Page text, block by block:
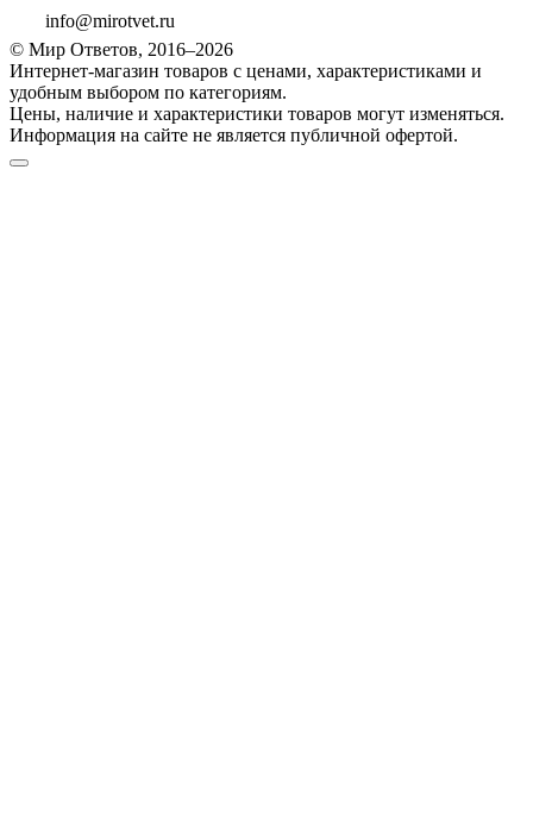
info@mirotvet.ru
© Мир Ответов, 2016–2026
Интернет-магазин товаров с ценами, характеристиками и
удобным выбором по категориям.
Цены, наличие и характеристики товаров могут изменяться.
Информация на сайте не является публичной офертой.